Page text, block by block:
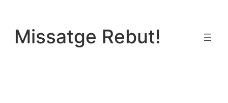
contingut
Missatge Rebut!